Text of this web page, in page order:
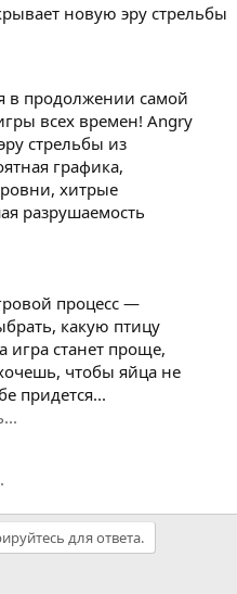
новую эру стрельбы
в продолжении самой
всех времен! Angry
стрельбы из
графика,
хитрые
разрушаемость
процесс —
какую птицу
игра станет проще,
чтобы яйца не
придется...
для ответа.